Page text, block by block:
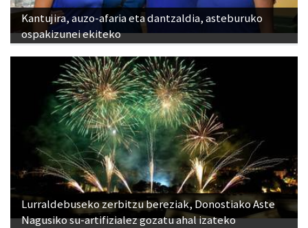
Kantujira, auzo-afaria eta dantzaldia, asteburuko
ospakizunei ekiteko
Lurraldebuseko zerbitzu bereziak, Donostiako Aste
Nagusiko su-artifizialez gozatu ahal izateko